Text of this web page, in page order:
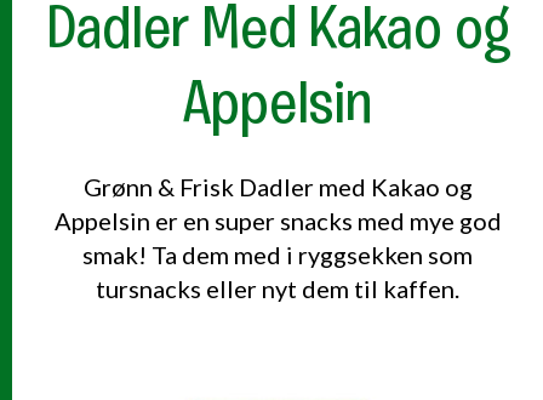
Dadler Med Kakao og
Appelsin
Grønn & Frisk Dadler med Kakao og
Appelsin er en super snacks med mye god
smak! Ta dem med i ryggsekken som
tursnacks eller nyt dem til kaffen.